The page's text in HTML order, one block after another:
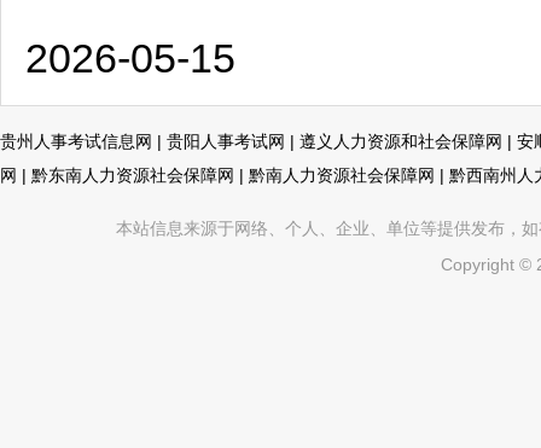
2026-05-15
贵州人事考试信息网 | 贵阳人事考试网 | 遵义人力资源和社会保障网 | 安
网 | 黔东南人力资源社会保障网 | 黔南人力资源社会保障网 | 黔西南州人
本站信息来源于网络、个人、企业、单位等提供发布，
Copyright ©